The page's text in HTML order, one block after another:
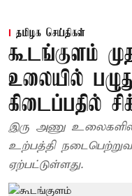
தமிழக செய்திகள்
கூடங்குளம்
உலையில்
கிடைப்பதில்
இரு அணு உலைகளில்
உற்பத்தி
ஏற்பட்டுள்ளது.